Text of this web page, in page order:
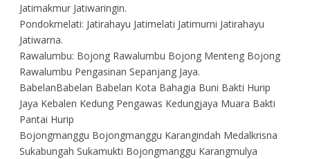
Jatimakmur Jatiwaringin.
Pondokmelati: Jatirahayu Jatimelati Jatimurni Jatirahayu
Jatiwarna.
Rawalumbu: Bojong Rawalumbu Bojong Menteng Bojong
Rawalumbu Pengasinan Sepanjang Jaya.
BabelanBabelan Babelan Kota Bahagia Buni Bakti Hurip
Jaya Kebalen Kedung Pengawas Kedungjaya Muara Bakti
Pantai Hurip
Bojongmanggu Bojongmanggu Karangindah Medalkrisna
Sukabungah Sukamukti Bojongmanggu Karangmulya